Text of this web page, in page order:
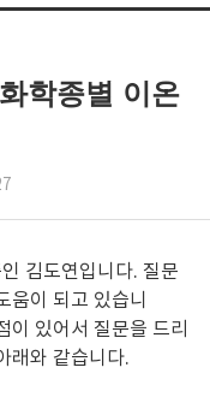
학종별 이온
김도연입니다. 질문
움이 되고 있습니
이 있어서 질문을 드리
래와 같습니다.